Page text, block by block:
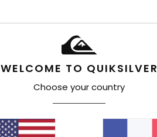
WELCOME TO QUIKSILVER
Choose your country